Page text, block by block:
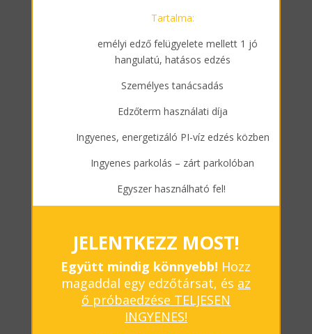
Tartalma:
emélyi edző felügyelete mellett 1 jó
hangulatú, hatásos edzés
Személyes tanácsadás
Edzőterm használati díja
Ingyenes, energetizáló PI-víz edzés közben
Ingyenes parkolás – zárt parkolóban
Egyszer használható fel!
JELENTKEZZ MOST!
Együtt mindig könnyebb! Hozz
magaddal egy edzőtársat, és az
ő próbaedzése TELJESEN
INGYENES!